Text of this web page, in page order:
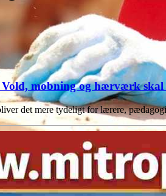
mobning og hærværk skal
det mere tydeligt for lærere,